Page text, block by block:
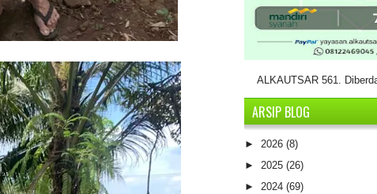
ALKAUTSAR 561.
ARSIP BLOG
► 2026 (8)
► 2025 (26)
► 2024 (69)